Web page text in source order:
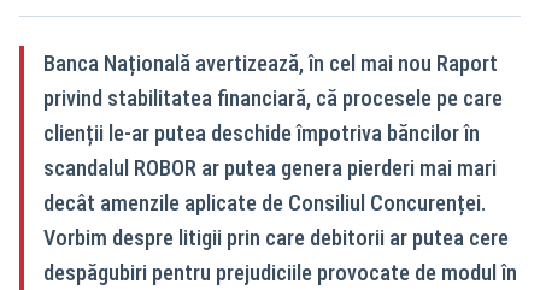
Banca Națională avertizează, în cel mai nou Raport
privind stabilitatea financiară, că procesele pe care
clienții le-ar putea deschide împotriva băncilor în
scandalul ROBOR ar putea genera pierderi mai mari
decât amenzile aplicate de Consiliul Concurenței.
Vorbim despre litigii prin care debitorii ar putea cere
despăgubiri pentru prejudiciile provocate de modul în